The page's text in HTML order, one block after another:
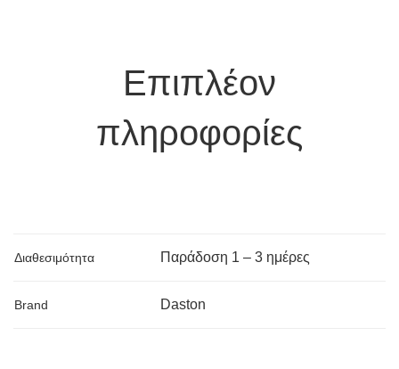
Επιπλέον
πληροφορίες
Διαθεσιμότητα Παράδoση 1 – 3 ημέρες
Brand Daston